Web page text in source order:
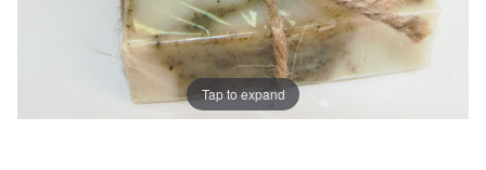
Tap to expand